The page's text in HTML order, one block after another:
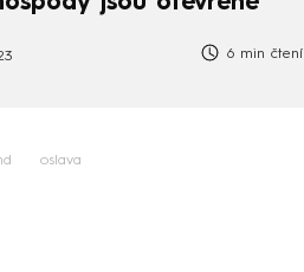
6 min čtení
oslava